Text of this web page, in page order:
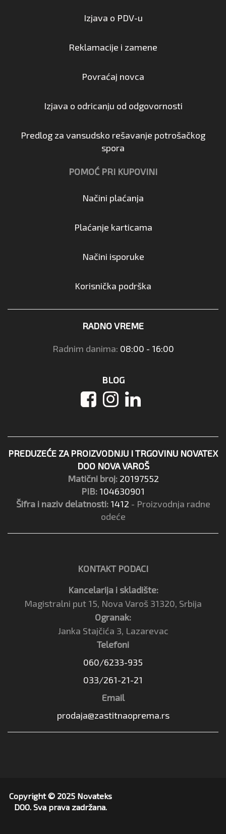
Izjava o PDV-u
Reklamacije i zamene
Povraćaj novca
Izjava o odricanju od odgovornosti
Predlog za vansudsko rešavanje potrošačkog
spora
POMOĆ PRI KUPOVINI
Načini plaćanja
Plaćanje karticama
Načini isporuke
Korisnička podrška
RADNO VREME
Radnim danima: 08:00 - 16:00
BLOG
PREDUZEĆE ZA PROIZVODNJU I TRGOVINU NOVATEX
DOO NOVA VAROŠ
Matični broj: 20197552
PIB: 104630901
Šifra i naziv delatnosti: 1412 - Proizvodnja radne
odeće
KONTAKT PODACI
Kancelarija i skladište:
Magistralni put 15, Nova Varoš 31320, Srbija
Ogranak:
Janka Stajčića 3, Lazarevac
Telefoni
060/6233-935
033/261-21-21
Email
prodaja@zastitnaoprema.rs
Copyright © 2025 Novateks
DOO. Sva prava zadržana.